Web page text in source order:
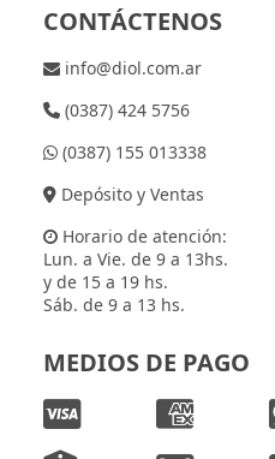
CONTÁCTENOS
info@diol.com.ar
(0387) 424 5756
(0387) 155 013338
Depósito y Ventas
Horario de atención:
Lun. a Vie. de 9 a 13hs.
y de 15 a 19 hs.
Sáb. de 9 a 13 hs.
MEDIOS DE PAGO